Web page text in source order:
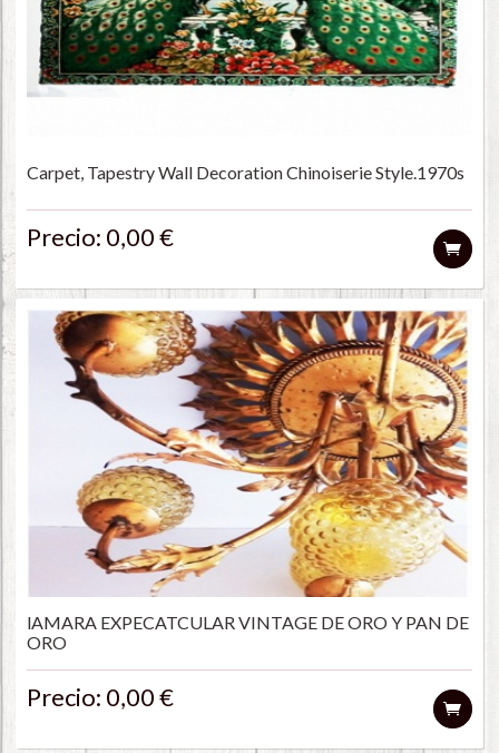
Carpet, Tapestry Wall Decoration Chinoiserie Style.1970s
Precio: 0,00 €
lAMARA EXPECATCULAR VINTAGE DE ORO Y PAN DE
ORO
Precio: 0,00 €